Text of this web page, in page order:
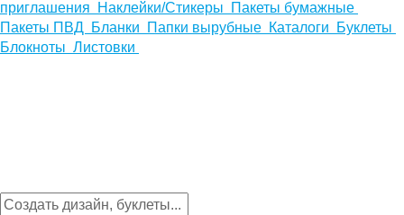
приглашения
Наклейки/Стикеры
Пакеты бумажные
Пакеты ПВД Бланки Папки вырубные Каталоги
Буклеты
Блокноты Листовки